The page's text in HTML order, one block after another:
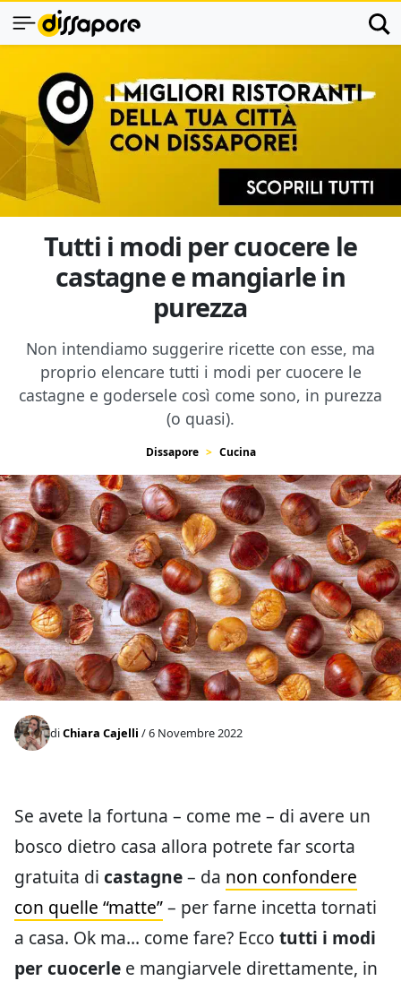
Tutti i modi per cuocere le
castagne e mangiarle in
purezza
Non intendiamo suggerire ricette con esse, ma
proprio elencare tutti i modi per cuocere le
castagne e godersele così come sono, in purezza
(o quasi).
Dissapore Cucina
diChiara Cajelli / 6 Novembre 2022
Se avete la fortuna – come me – di avere un
bosco dietro casa allora potrete far scorta
gratuita di castagne– da non confondere
con quelle “matte”– per farne incetta tornati
a casa. Ok ma… come fare? Ecco tutti i modi
per cuocerle e mangiarvele direttamente, in